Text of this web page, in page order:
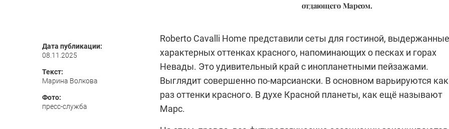
отдающего Марсом.
Дата публикации:
08.11.2025
Текст:
Марина Волкова
Фото:
пресс-служба
Roberto Cavalli Home представили сеты для гостиной,
характерных оттенках красного, напоминающих о песках и горах
Невады. Это удивительный край с инопланетными пейзажами.
Выглядит совершенно по-марсиански. В основном варьируются как
раз оттенки красного. В духе Красной планеты, как ещё называют
Марс.